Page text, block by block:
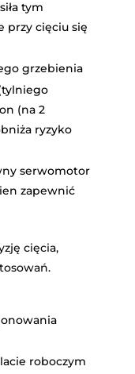
tym
przy cięciu się
grzebienia
(na 2
ryzyko
serwomotor
zapewnić
cięcia,
roboczym